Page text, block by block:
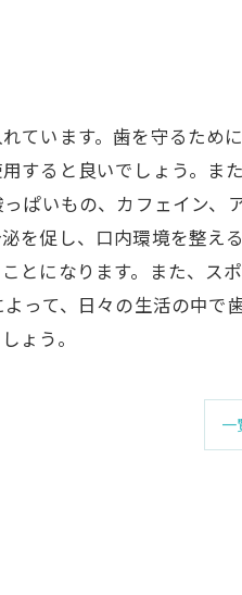
ています。歯を守るた
すると良いでしょう。
ぱいもの、カフェイン
を促し、口内環境を整え
とになります。また、
って、日々の生活の中
ょう。
一